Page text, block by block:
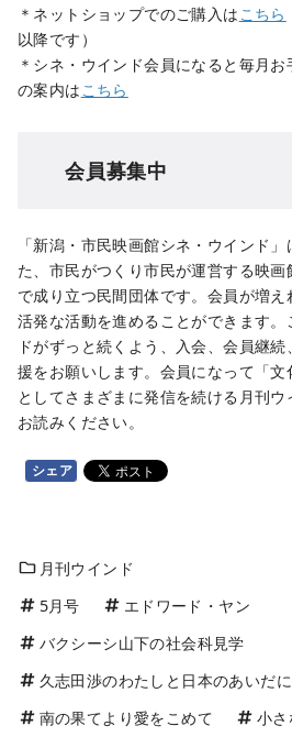
＊ネットショップでのご購入は こちら
以降です）
＊シネ・ウインド会員になると毎月
の案内は こちら
会員募集中
「新潟・市民映画館シネ・ウインド
た、市民がつくり市民が運営する映
で成り立つ民間団体です。会員が増え
活発な活動を進めることができます
ドがずっと続くよう、入会、会員継
援をお願いします。会員になって「文
としてさまざまに発信を続ける月刊
お読みください。
シェア
月刊ウインド
5月号
エドワード・ヤン
バクシーシ山下の社会科見学
久志田渉のわたしと日本のあいだ
南の果てより愛をこめて
小さ